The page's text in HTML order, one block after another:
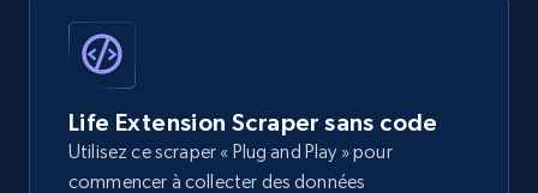
Life Extension Scraper sans code
Utilisez ce scraper « Plug and Play » pour
commencer à collecter des données